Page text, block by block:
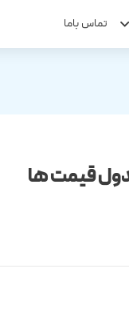
تماس باما